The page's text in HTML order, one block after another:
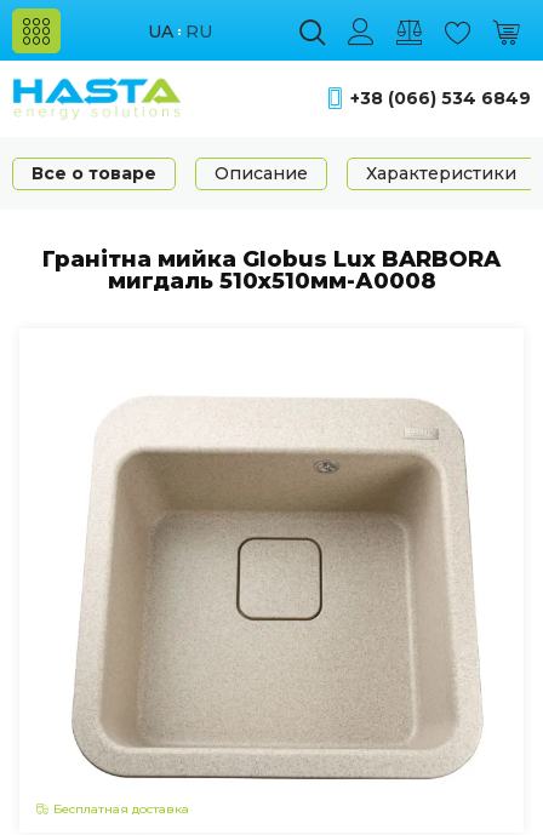
UA RU
+38 (066) 534 6849
Все о товаре Описание Характеристики
Гранітна мийка Globus Lux BARBORA
мигдаль 510х510мм-А0008
Бесплатная доставка